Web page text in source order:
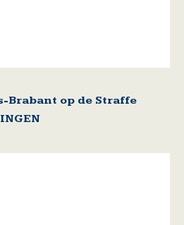
Brabant op de Straffe